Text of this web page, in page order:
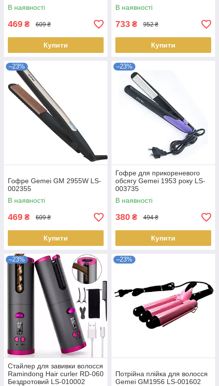
В наявності
469 ₴ 609 ₴
Купити
В наявності
733 ₴ 952 ₴
Купити
–23%
Гофре Gemei GM 2955W LS-
002355
В наявності
469 ₴ 609 ₴
Купити
–23%
Гофре для прикореневого
обсягу Gemei 1953 року LS-
003735
В наявності
380 ₴ 494 ₴
Купити
–23%
Стайлер для завивки волосся
Ramindong Hair curler RD-060
Бездротовий LS-010002
–23%
Потрійна плійка для волосся
Gemei GM1956 LS-001602